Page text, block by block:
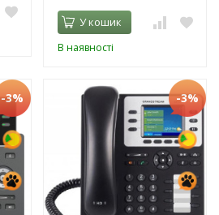
У кошик
В наявності
-3% -3%